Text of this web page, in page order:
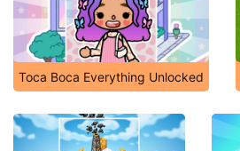
Toca Boca Everything Unlocked